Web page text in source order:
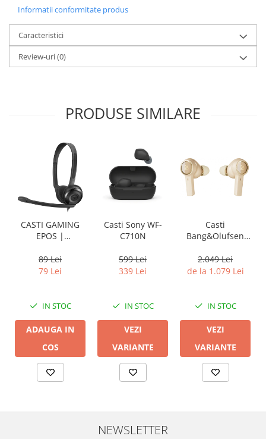
Informatii conformitate produs
Caracteristici
Review-uri(0)
PRODUSE SIMILARE
CASTI GAMING
EPOS |
CHAT
89 Lei
79 Lei
IN STOC
ADAUGA IN
COS
Casti Sony WF-
C710N
599 Lei
339 Lei
IN STOC
VEZI
VARIANTE
Casti
Bang&Olufsen
2.049 Lei
de la 1.079 Lei
IN STOC
VEZI
VARIANTE
NEWSLETTER